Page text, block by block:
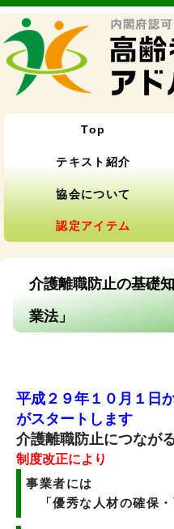
Top
テキスト紹介
協会について
認定アイテム
介護離職防止の基礎
業法」
平成２９年１０月１日
がスタートします
介護離職防止につなが
制度改正により
事業者には
「優秀な人材の確保・